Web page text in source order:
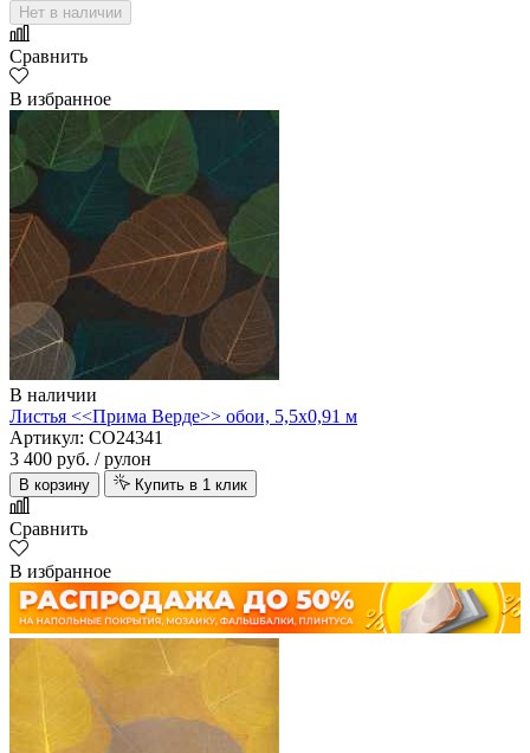
Нет в наличии
Сравнить
В избранное
В наличии
Листья <<Прима Верде>> обои, 5,5х0,91 м
Артикул: CO24341
3 400 руб. / рулон
В корзину Купить в 1 клик
Сравнить
В избранное